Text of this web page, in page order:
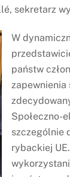
sekretarz
W
państw
Społeczno-
szczególnie
rybackiej